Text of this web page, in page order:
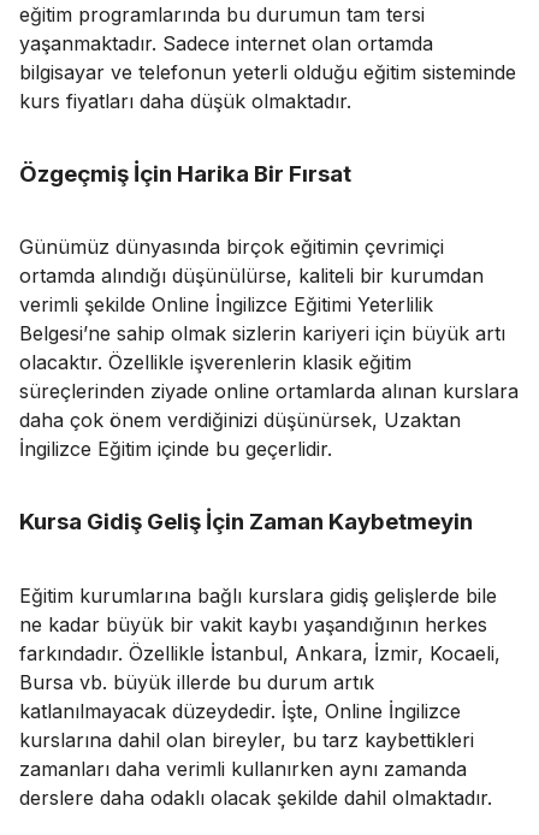
eğitim programlarında bu durumun tam tersi
yaşanmaktadır. Sadece internet olan ortamda
bilgisayar ve telefonun yeterli olduğu eğitim sisteminde
kurs fiyatları daha düşük olmaktadır.
Özgeçmiş İçin Harika Bir Fırsat
Günümüz dünyasında birçok eğitimin çevrimiçi
ortamda alındığı düşünülürse, kaliteli bir kurumdan
verimli şekilde Online İngilizce Eğitimi Yeterlilik
Belgesi’ne sahip olmak sizlerin kariyeri için büyük artı
olacaktır. Özellikle işverenlerin klasik eğitim
süreçlerinden ziyade online ortamlarda alınan kurslara
daha çok önem verdiğinizi düşünürsek, Uzaktan
İngilizce Eğitim içinde bu geçerlidir.
Kursa Gidiş Geliş İçin Zaman Kaybetmeyin
Eğitim kurumlarına bağlı kurslara gidiş gelişlerde bile
ne kadar büyük bir vakit kaybı yaşandığının herkes
farkındadır. Özellikle İstanbul, Ankara, İzmir, Kocaeli,
Bursa vb. büyük illerde bu durum artık
katlanılmayacak düzeydedir. İşte, Online İngilizce
kurslarına dahil olan bireyler, bu tarz kaybettikleri
zamanları daha verimli kullanırken aynı zamanda
derslere daha odaklı olacak şekilde dahil olmaktadır.